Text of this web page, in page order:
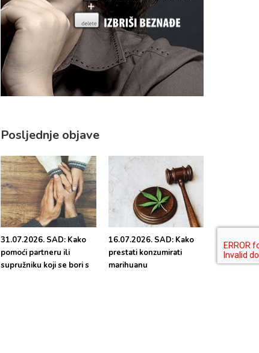
Posljednje objave
31.07.2026. SAD: Kako
pomoći partneru ili
supružniku koji se bori s
16.07.2026. SAD: Kako
prestati konzumirati
marihuanu